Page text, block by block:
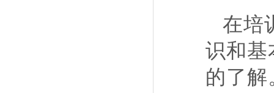
在培
识和基
的了